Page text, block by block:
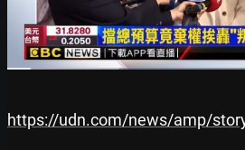
https://udn.com/news/amp/